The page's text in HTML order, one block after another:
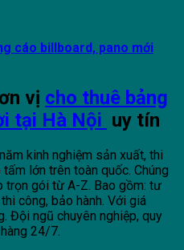
cáo billboard, pano mới
vị cho thuê bảng
tại Hà Nội uy tín
kinh nghiệm sản xuất, thi
lớn trên toàn quốc. Chúng
trọn gói từ A-Z. Bao gồm: tư
công, bảo hành. Với giá
Đội ngũ chuyên nghiệp, quy
24/7.